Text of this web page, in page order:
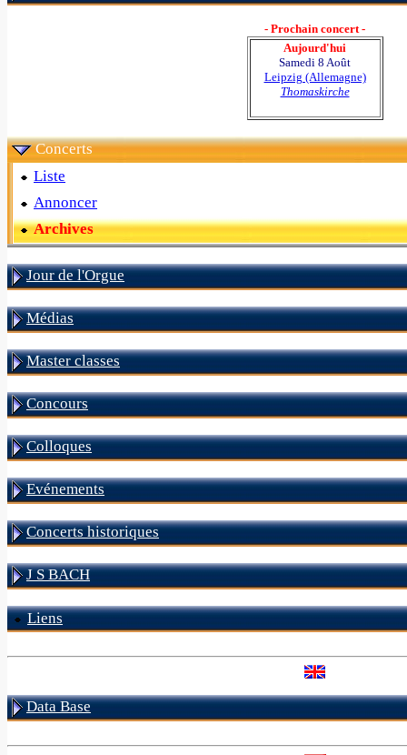
- Prochain concert -
Aujourd'hui
Samedi 8 Août
Leipzig (Allemagne)
Thomaskirche
Concerts
Liste
Annoncer
Archives
Jour de l'Orgue
Médias
Master classes
Concours
Colloques
Evénements
Concerts historiques
J S BACH
Liens
Data Base